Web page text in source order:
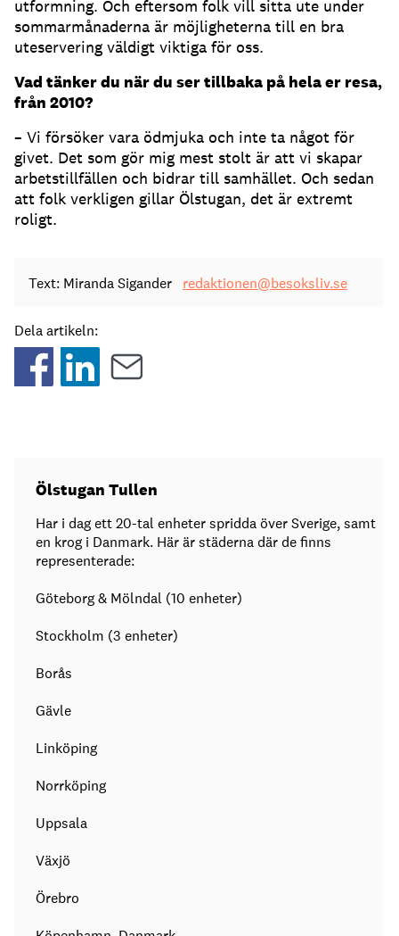
utformning. Och eftersom folk vill sitta ute under
sommarmånaderna är möjligheterna till en bra
uteservering väldigt viktiga för oss.
Vad tänker du när du ser tillbaka på hela er resa,
från 2010?
– Vi försöker vara ödmjuka och inte ta något för
givet. Det som gör mig mest stolt är att vi skapar
arbetstillfällen och bidrar till samhället. Och sedan
att folk verkligen gillar Ölstugan, det är extremt
roligt.
Text: Miranda Sigander redaktionen@besoksliv.se
Dela artikeln:
Ölstugan Tullen
Har i dag ett 20-tal enheter spridda över Sverige, samt
en krog i Danmark. Här är städerna där de finns
representerade:
Göteborg & Mölndal (10 enheter)
Stockholm (3 enheter)
Borås
Gävle
Linköping
Norrköping
Uppsala
Växjö
Örebro